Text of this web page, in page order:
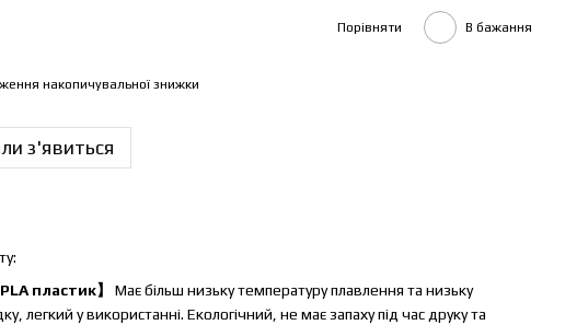
Порівняти В бажання
накопичувальної знижки
з'явиться
пластик】
Має більш низьку температуру плавлення та низьку
легкий у використанні. Екологічний, не має запаху під час друку та